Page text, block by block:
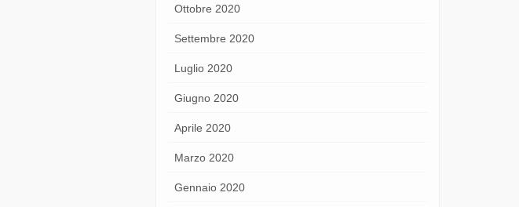
Ottobre 2020
Settembre 2020
Luglio 2020
Giugno 2020
Aprile 2020
Marzo 2020
Gennaio 2020